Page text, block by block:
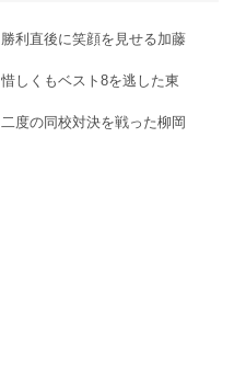
勝利直後に笑顔を見せる加藤
惜しくもベスト8を逃した東
二度の同校対決を戦った柳岡